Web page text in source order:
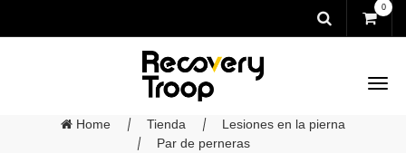
0
Home Tienda
Lesiones en la pierna
Par de perneras